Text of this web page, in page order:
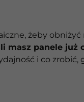
żeby
masz panele już
i co zrobić,